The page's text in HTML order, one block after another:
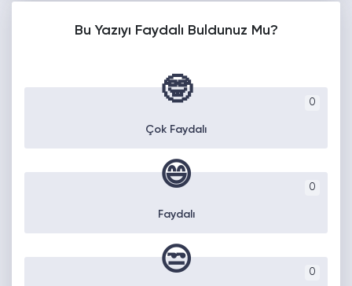
Bu Yazıyı Faydalı Buldunuz Mu?
0
🤓
Çok Faydalı
0
😄
Faydalı
0
😒